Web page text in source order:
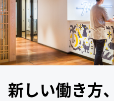
新しい働き方